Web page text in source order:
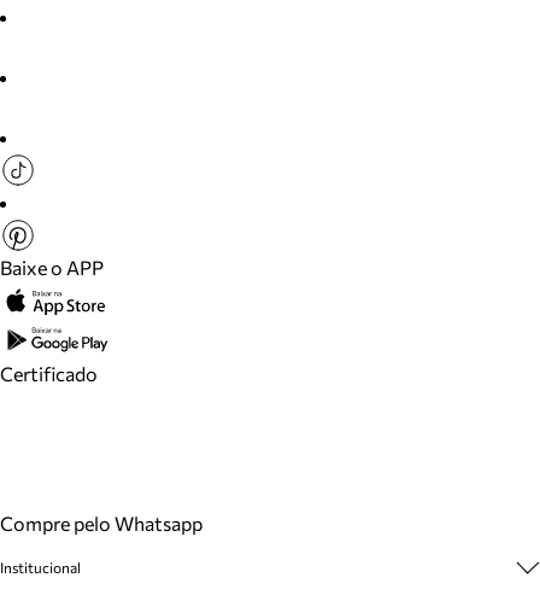
Baixe o APP
Certificado
Compre pelo Whatsapp
Institucional